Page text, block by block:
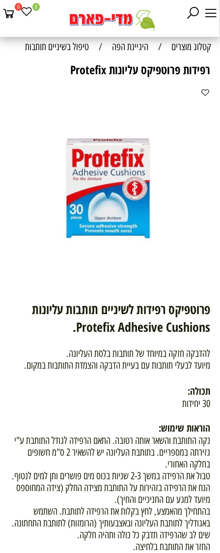
0 0
קטלוג מוצרים / היגיינת הפה / טיפול בשיניים תותבות
רפידות פרוטפיקס עליונות Protefix
פרוטפיקס רפידות לשיניים תותבות עליונות
Protefix Adhesive Cushions.
להדבקה חזקה במיוחד של תותבות בלסת העליונה.
מיועד לבעלי תותבות עם בעיית הדבקה והצמדת התותבות במקום.
תכולה:
30 יחידות
הוראות שימוש:
נקה התותבת והשאר אותה רטובה. התאם הרפידה לגודל התותבת ע"י
גזירתה במספריים. בתותבת העליונה יש להשאיר 2 ס"מ חשופים
בחלקה האחורי.
טבול את הרפידה במשך 2-3 שניות בכוס מים פושרים ותן למים לנטוף.
הנח את הרפידה בזהירות על התותבת מצידה החלק (צידה המחוספס
מיועד למגע עם החניכיים והחיך).
בהתחילך מהאמצע, לחץ בקלות את הרפידה לתותבת. השתמש
באגודליך לתותבת העליונה ובאצבעותיך (הרומזות) לתותבת התחתונה.
שים לב שהרפידה תדבק כל כולה ותהיה חלקה.
החזר את התותבת בלחיצה.